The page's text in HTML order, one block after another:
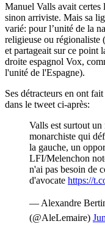
Manuel Valls avait certes
sinon arriviste. Mais sa
varié: pour l’unité de la
religieuse ou régionaliste
et partageait sur ce point
droite espagnol Vox,
l'unité de l'Espagne).
Ses détracteurs en ont
dans le tweet ci-après:
Valls est surtout un
monarchiste qui
la gauche, un
LFI/Melenchon
n'ai pas besoin de
d'avocate https://
— Alexandre
(@AleLemaire)